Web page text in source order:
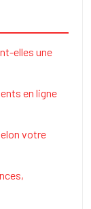
elles une
en ligne
votre